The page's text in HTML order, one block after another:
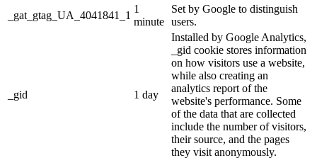
_gat_gtag_UA_4041841_1
1
minute
Set by Google to distinguish
users.
_gid 1 day
Installed by Google Analytics,
_gid cookie stores information
on how visitors use a website,
while also creating an
analytics report of the
website's performance. Some
of the data that are collected
include the number of visitors,
their source, and the pages
they visit anonymously.